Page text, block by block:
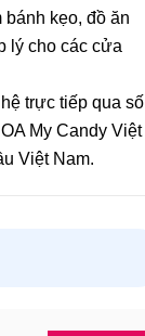
kẹo, đồ ăn
lý cho các cửa
trực tiếp qua số
My Candy Việt
Việt Nam.